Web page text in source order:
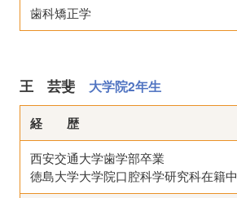
歯科矯正学
王 芸斐 大学院2年生
経 歴
西安交通大学歯学部卒業
徳島大学大学院口腔科学研究科在籍中